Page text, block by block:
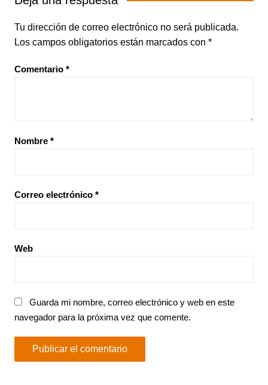
Tu dirección de correo electrónico no será publicada.
Los campos obligatorios están marcados con *
Comentario *
Nombre *
Correo electrónico *
Web
Guarda mi nombre, correo electrónico y web en este
navegador para la próxima vez que comente.